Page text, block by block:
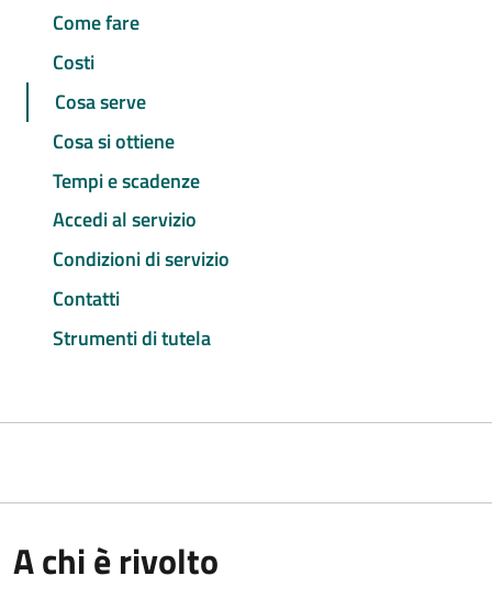
Come fare
Costi
Cosa serve
Cosa si ottiene
Tempi e scadenze
Accedi al servizio
Condizioni di servizio
Contatti
Strumenti di tutela
A chi è rivolto